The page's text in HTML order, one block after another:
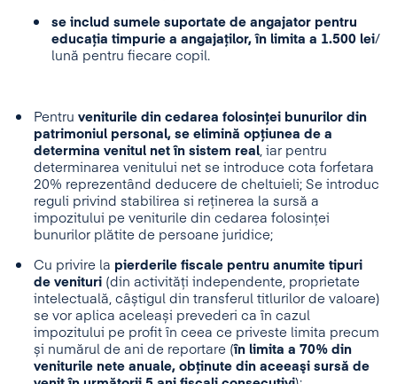
se includ sumele suportate de angajator pentru
educația timpurie a angajaților, în limita a 1.500 lei/
lună pentru fiecare copil.
Pentru veniturile din cedarea folosinței bunurilor din
patrimoniul personal, se elimină opţiunea de a
determina venitul net în sistem real , iar pentru
determinarea venitului net se introduce cota forfetara
20% reprezentând deducere de cheltuieli; Se introduc
reguli privind stabilirea si reținerea la sursă a
impozitului pe veniturile din cedarea folosinței
bunurilor plătite de persoane juridice;
Cu privire la pierderile fiscale pentru anumite tipuri
de venituri (din activități independente, proprietate
intelectuală, câștigul din transferul titlurilor de valoare)
se vor aplica aceleași prevederi ca în cazul
impozitului pe profit în ceea ce priveste limita precum
și numărul de ani de reportare (în limita a 70% din
veniturile nete anuale, obţinute din aceeaşi sursă de